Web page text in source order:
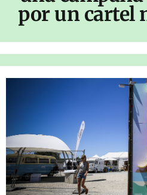
por un cartel